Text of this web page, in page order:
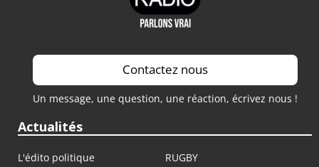
Contactez nous
Un message, une question, une réaction, écrivez nous !
Actualités
L'édito politique
RUGBY